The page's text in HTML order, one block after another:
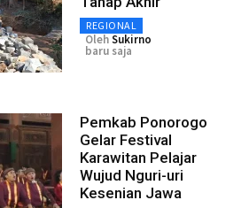
REGIONAL
OlehSukirno
baru saja
Pemkab Ponorogo
Gelar Festival
Karawitan Pelajar
Wujud Nguri-uri
Kesenian Jawa